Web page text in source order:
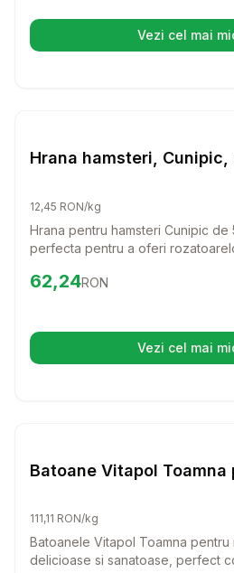
Vezi cel mai
(se
Hrana hamsteri, Cunipic,
12,45 RON/kg
Hrana pentru hamsteri Cunipic
perfecta pentru a oferi
fructe si cereale, hamsterii tai vor
Preț:62.24
62,24RON
Vezi cel mai
(se
Batoane Vitapol Toamna
111,11 RON/kg
Batoanele Vitapol Toamna
delicioase si sanatoase, perfect